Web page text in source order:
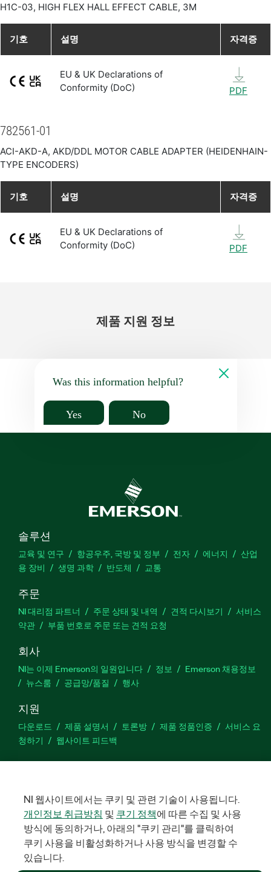
H1C-03, HIGH FLEX HALL EFFECT CABLE, 3M
기호 설명 자격증
EU & UK Declarations of
Conformity (DoC)
PDF
782561-01
ACI-AKD-A, AKD/DDL MOTOR CABLE ADAPTER (HEIDENHAIN-
TYPE ENCODERS)
기호 설명 자격증
EU & UK Declarations of
Conformity (DoC)
PDF
제품 지원 정보
Was this information helpful?
Yes No
솔루션
교육 및 연구 항공우주, 국방 및 정부 전자 에너지
산업
용 장비
생명 과학 반도체 교통
주문
NI 대리점 파트너 주문 상태 및 내역 견적 다시보기
서비스
약관
부품 번호로 주문 또는 견적 요청
회사
NI는 이제 Emerson의 일원입니다 정보
Emerson 채용정보
뉴스룸
공급망/품질 행사
지원
다운로드 제품 설명서 토론방 제품 정품인증
서비스 요
청하기
웹사이트 피드백
©NATIONAL INSTRUMENTS CORP. 판권 소유. 한국내쇼날인스트루먼
트㈜ | 주소: 서울특별시 영등포구 여의대로 108, 36층 (여의도동,
파크원 타워1) | 대표자: 수리후앗, 페드로와이안드라데 | 사업자 등
록번호: 214-81-91583 | 대표전화: 02-3451-3400
NI 웹사이트에서는 쿠키 및 관련 기술이 사용됩니다.
개인정보 취급방침 및 쿠기 정책에 따른 수집 및 사용
방식에 동의하거나, 아래의 "쿠키 관리"를 클릭하여
쿠키 사용을 비활성화하거나 사용 방식을 변경할 수
있습니다.